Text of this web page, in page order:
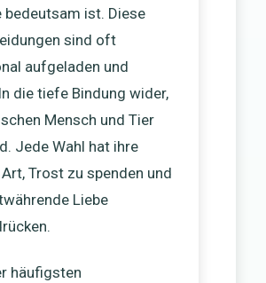
bedeutsam ist. Diese
sind oft
aufgeladen und
die tiefe Bindung wider,
Mensch und Tier
Jede Wahl hat ihre
Trost zu spenden und
Liebe
häufigsten